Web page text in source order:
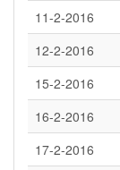
11-2-2016
12-2-2016
15-2-2016
16-2-2016
17-2-2016